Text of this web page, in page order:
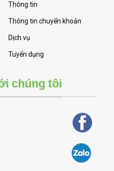
Thông tin
Thông tin chuyển khoản
Dịch vụ
Tuyển dụng
chúng tôi